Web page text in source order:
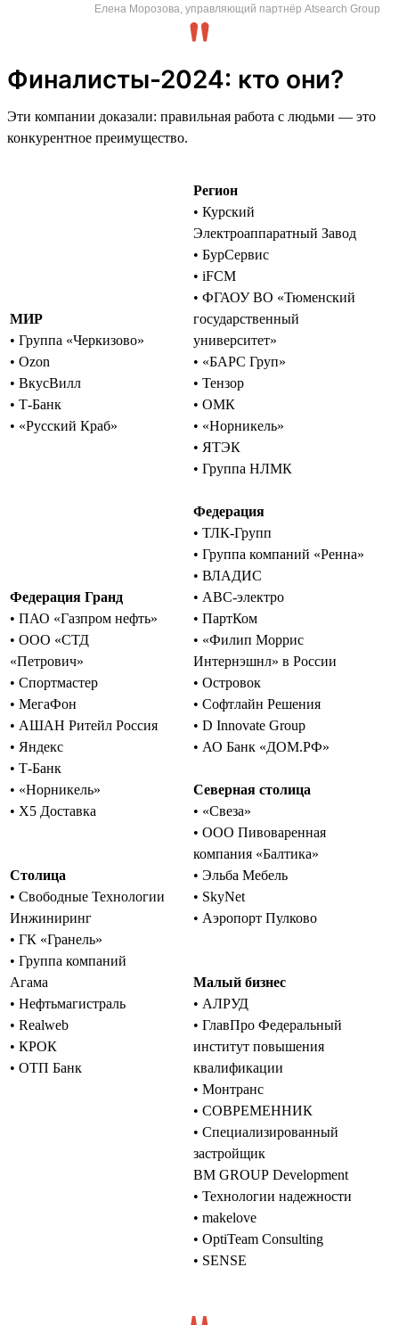
Елена Морозова, управляющий партнёр Atsearch Group
Финалисты-2024: кто они?
Эти компании доказали: правильная работа с людьми — это
конкурентное преимущество.
МИР
• Группа «Черкизово»
• Ozon
• ВкусВилл
• Т-Банк
• «Русский Краб»
Федерация Гранд
• ПАО «Газпром нефть»
• ООО «СТД
«Петрович»
• Спортмастер
• МегаФон
• АШАН Ритейл Россия
• Яндекс
• Т-Банк
• «Норникель»
• Х5 Доставка
Столица
• Свободные Технологии
Инжиниринг
• ГК «Гранель»
• Группа компаний
Агама
• Нефтьмагистраль
• Realweb
• КРОК
• ОТП Банк
Регион
• Курский
Электроаппаратный Завод
• БурСервис
• iFCM
• ФГАОУ ВО «Тюменский
государственный
университет»
• «БАРС Груп»
• Тензор
• ОМК
• «Норникель»
• ЯТЭК
• Группа НЛМК
Федерация
• ТЛК-Групп
• Группа компаний «Ренна»
• ВЛАДИС
• АВС-электро
• ПартКом
• «Филип Моррис
Интернэшнл» в России
• Островок
• Софтлайн Решения
• D Innovate Group
• АО Банк «ДОМ.РФ»
Северная столица
• «Свеза»
• ООО Пивоваренная
компания «Балтика»
• Эльба Мебель
• SkyNet
• Аэропорт Пулково
Малый бизнес
• АЛРУД
• ГлавПро Федеральный
институт повышения
квалификации
• Монтранс
• СОВРЕМЕННИК
• Специализированный
застройщик
BM GROUP Development
• Технологии надежности
• makelove
• OptiTeam Consulting
• SENSE